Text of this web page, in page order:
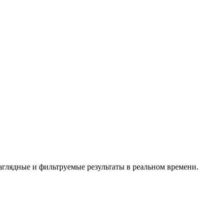
и фильтруемые результаты в реальном времени.